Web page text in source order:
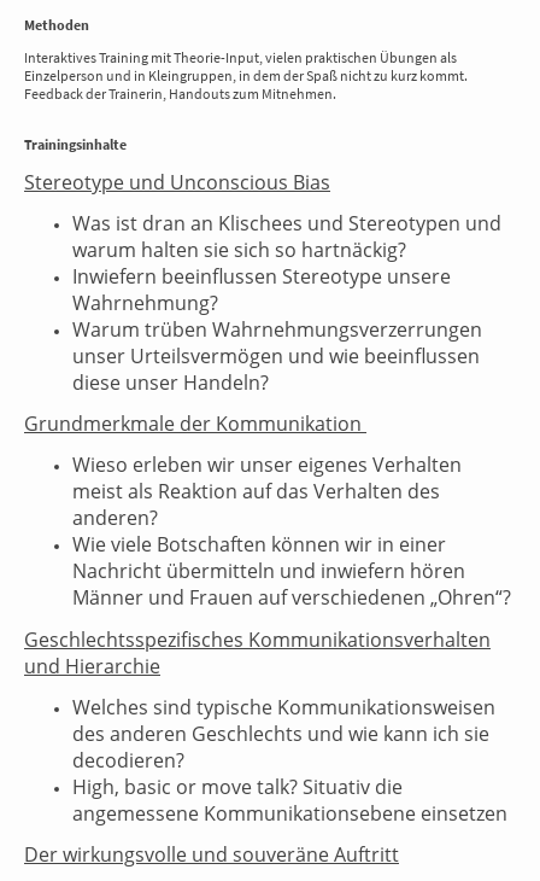
Methoden
Interaktives Training mit Theorie-Input, vielen praktischen Übungen als
Einzelperson und in Kleingruppen, in dem der Spaß nicht zu kurz kommt.
Feedback der Trainerin, Handouts zum Mitnehmen.
Trainingsinhalte
Stereotype und Unconscious Bias
Was ist dran an Klischees und Stereotypen und
warum halten sie sich so hartnäckig?
Inwiefern beeinflussen Stereotype unsere
Wahrnehmung?
Warum trüben Wahrnehmungsverzerrungen
unser Urteilsvermögen und wie beeinflussen
diese unser Handeln?
Grundmerkmale der Kommunikation
Wieso erleben wir unser eigenes Verhalten
meist als Reaktion auf das Verhalten des
anderen?
Wie viele Botschaften können wir in einer
Nachricht übermitteln und inwiefern hören
Männer und Frauen auf verschiedenen „Ohren“?
Geschlechtsspezifisches Kommunikationsverhalten
und Hierarchie
Welches sind typische Kommunikationsweisen
des anderen Geschlechts und wie kann ich sie
decodieren?
High, basic or move talk? Situativ die
angemessene Kommunikationsebene einsetzen
Der wirkungsvolle und souveräne Auftritt